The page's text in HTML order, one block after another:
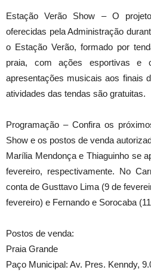
Estação Verão Show – O
oferecidas pela Administração
o Estação Verão, formado por
praia, com ações esportivas e
apresentações musicais aos finais
atividades das tendas são gratuitas.
Programação – Confira os
Show e os postos de venda
Marília Mendonça e Thiaguinho se
fevereiro, respectivamente. No
conta de Gusttavo Lima (9 de
fevereiro) e Fernando e Sorocaba
Postos de venda:
Praia Grande
Paço Municipal: Av. Pres. Kenndy,